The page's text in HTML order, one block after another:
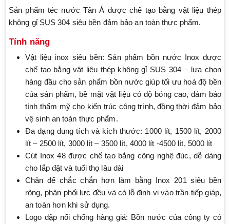
Sản phẩm téc nước Tân Á được chế tạo bằng vật liệu thép
không gỉ SUS 304 siêu bền đảm bảo an toàn thực phẩm.
Tính năng
Vật liệu inox siêu bền: Sản phẩm bồn nước Inox được
chế tạo bằng vật liệu thép không gỉ SUS 304 – lựa chọn
hàng đầu cho sản phẩm bồn nước giúp tối ưu hoá độ bền
của sản phẩm, bề mặt vật liệu có độ bóng cao, đảm bảo
tính thẩm mỹ cho kiến trúc công trình, đồng thời đảm bảo
vệ sinh an toàn thực phẩm.
Đa dạng dung tích và kích thước: 1000 lít, 1500 lít, 2000
lít – 2500 lít, 3000 lít – 3500 lít, 4000 lít -4500 lít, 5000 lít
Cút Inox 48 được chế tạo bằng công nghệ đúc, dễ dàng
cho lắp đặt và tuổi thọ lâu dài
Chân đế chắc chắn hơn làm bằng Inox 201 siêu bền
rộng, phân phối lực đều và có lỗ định vị vào trần tiếp giáp,
an toàn hơn khi sử dụng.
Logo dập nổi chống hàng giả: Bồn nước của công ty có